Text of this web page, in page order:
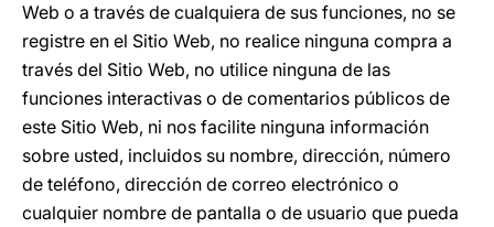
Web o a través de cualquiera de sus funciones, no se
registre en el Sitio Web, no realice ninguna compra a
través del Sitio Web, no utilice ninguna de las
funciones interactivas o de comentarios públicos de
este Sitio Web, ni nos facilite ninguna información
sobre usted, incluidos su nombre, dirección, número
de teléfono, dirección de correo electrónico o
cualquier nombre de pantalla o de usuario que pueda